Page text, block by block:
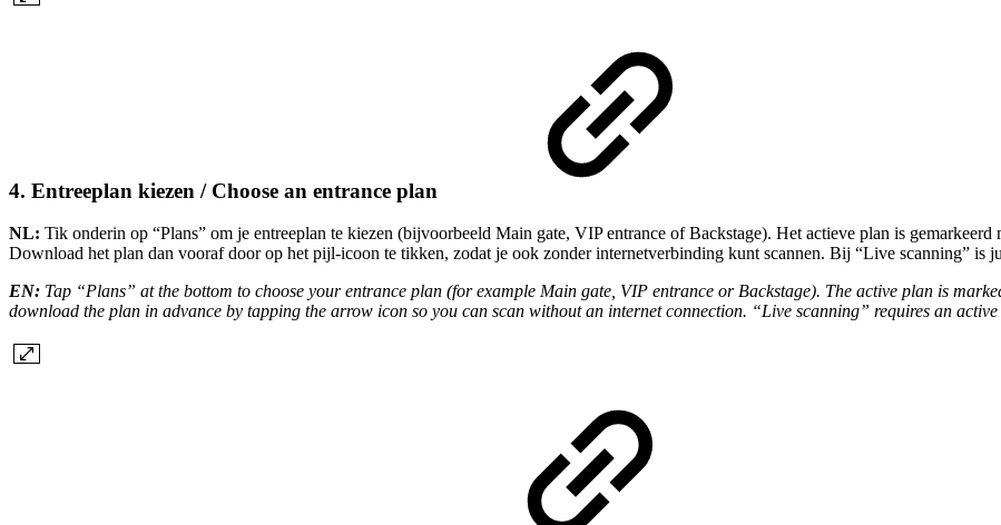
4. Entreeplan kiezen / Choose an entrance plan
NL: Tik onderin op “Plans” om je entreeplan te kiezen (bijvoorbeeld Main gate, VIP entrance of Backstage). Het actieve plan is
Download het plan dan vooraf door op het pijl-icoon te tikken, zodat je ook zonder internetverbinding kunt scannen. Bij “Live scanning” is
EN: Tap “Plans” at the bottom to choose your entrance plan (for example Main gate, VIP entrance or Backstage). The active plan is
download the plan in advance by tapping the arrow icon so you can scan without an internet connection. “Live scanning” requires an